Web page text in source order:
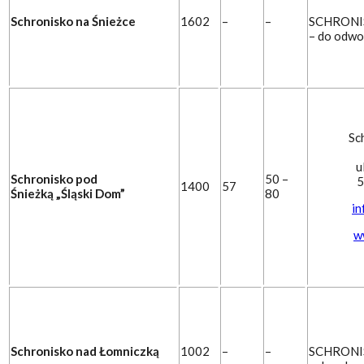
Schronisko na Śnieżce 1602 – –
– do
Schronisko pod
Śnieżką „Śląski Dom” 1400 57
50 –
80
Schronisko nad Łomniczką 1002 – –